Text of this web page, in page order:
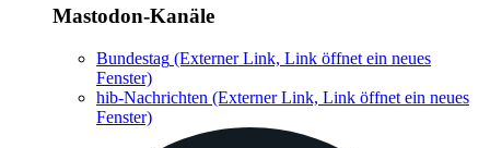
Mastodon-Kanäle
Bundestag (Externer Link, Link öffnet ein neues
Fenster)
hib-Nachrichten (Externer Link, Link öffnet ein neues
Fenster)